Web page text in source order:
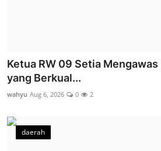
Ketua RW 09 Setia
yang Berkual...
wahyu Aug 6, 2026 0 2
daerah